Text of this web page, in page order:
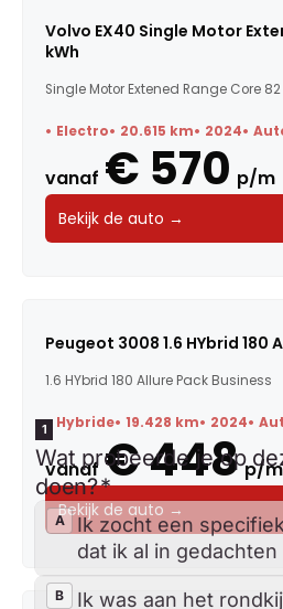
Volvo EX40 Single Motor
kWh
Single Motor Extened Range Core 82
Electro 20.615 km 2024
vanaf € 570 p/m
Bekijk de auto →
Peugeot 3008 1.6 HYbrid 180
1.6 HYbrid 180 Allure Pack Business
Hybride 19.428 km 2024
vanaf € 448 p/m
Bekijk de auto →